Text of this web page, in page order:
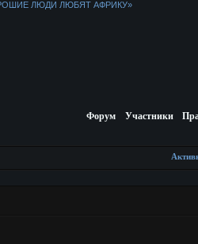
ЛЮДИ ЛЮБЯТ АФРИКУ»
Форум Участники